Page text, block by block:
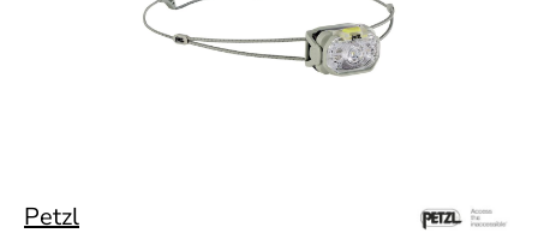
Petzl